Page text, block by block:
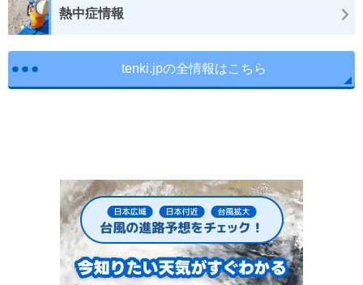
熱中症情報
tenki.jpの全情報はこちら